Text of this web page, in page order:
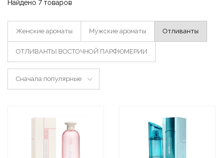
Найдено 7 товаров
Женские ароматы Мужские ароматы Отливанты
ОТЛИВАНТЫ ВОСТОЧНОЙ ПАРФЮМЕРИИ
Сначала популярные